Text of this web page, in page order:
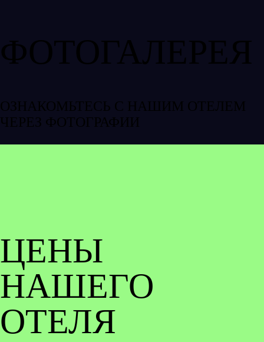
ФОТОГАЛЕРЕЯ
ОЗНАКОМЬТЕСЬ С НАШИМ ОТЕЛЕМ
ЧЕРЕЗ ФОТОГРАФИИ
ЦЕНЫ
НАШЕГО
ОТЕЛЯ